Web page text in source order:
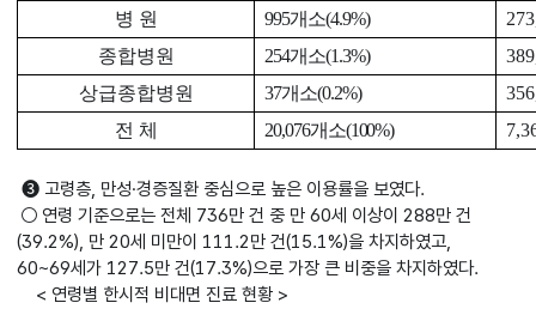
병 원
995개소(4.9%)
종합병원
254개소(1.3%)
상급종합병원
37개소(0.2%)
전 체
20,076개소(100%)
➌ 고령층, 만성·경증질환 중심으로 높은 이용률을 보였다.
○ 연령 기준으로는 전체 736만 건 중 만 60세 이상이 288만 건
(39.2%), 만 20세 미만이 111.2만 건(15.1%)을 차지하였고,
60~69세가 127.5만 건(17.3%)으로 가장 큰 비중을 차지하였다.
< 연령별 한시적 비대면 진료 현황 >